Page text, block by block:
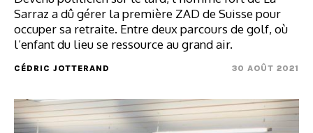
Sarraz a dû gérer la première ZAD de Suisse pour
occuper sa retraite. Entre deux parcours de golf, où
l’enfant du lieu se ressource au grand air.
CÉDRIC JOTTERAND 30 AOÛT 2021